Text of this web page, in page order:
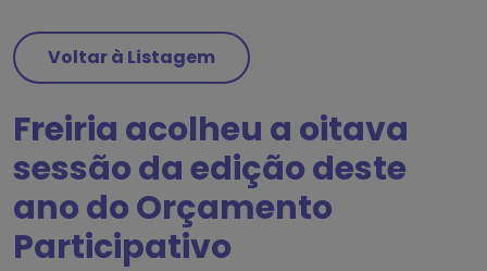
Voltar à Listagem
Freiria acolheu a oitava
sessão da edição deste
ano do Orçamento
Participativo